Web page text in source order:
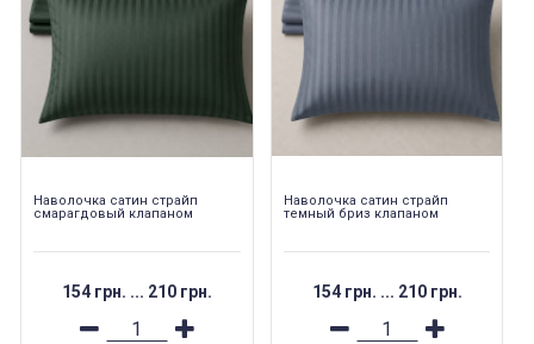
Наволочка cатин cтрайп
смарагдовый клапаном
154 грн. ... 210 грн.
Наволочка cатин cтрайп
темный бриз клапаном
154 грн. ... 210 грн.